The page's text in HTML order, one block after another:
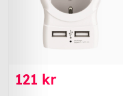
121 kr